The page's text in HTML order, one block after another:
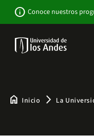
contenido
info Conoce nuestros
home Inicio arrow_forward_ios La